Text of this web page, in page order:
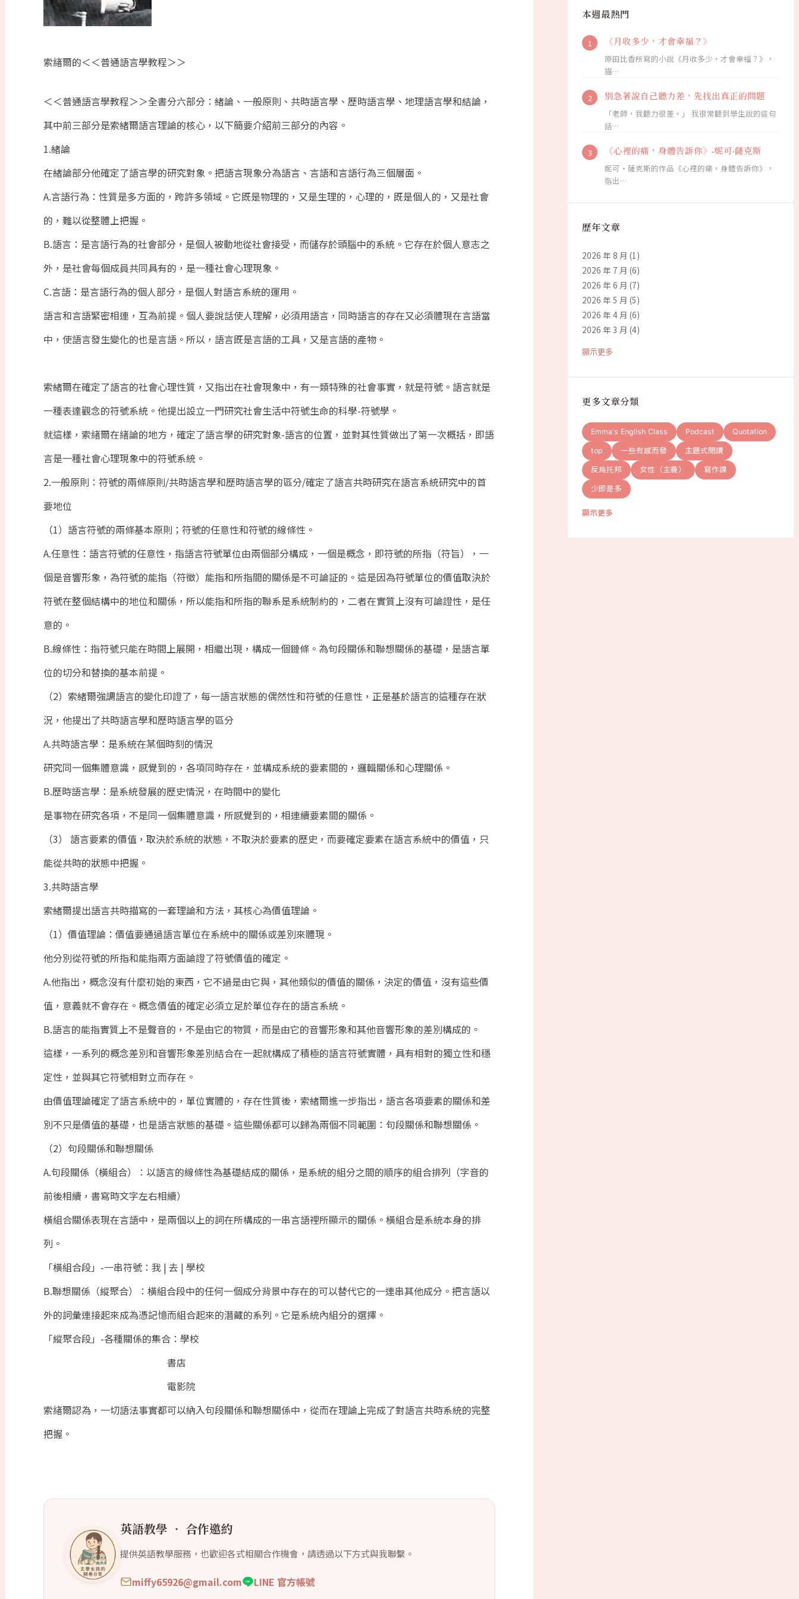
索緖爾的＜＜普通語言學教程＞＞
＜＜普通語言學教程＞＞全書分六部分：緒論、一般原則、共時語言學、歷時語言學、地理語言學和結論，
其中前三部分是索緒爾語言理論的核心，以下簡要介紹前三部分的內容。
1.緒論
在緒論部分他確定了語言學的研究對象。把語言現象分為語言、言語和言語行為三個層面。
A.言語行為：性質是多方面的，跨許多領域。它既是物理的，又是生理的，心理的，既是個人的，又是社會
的，難以從整體上把握。
B.語言：是言語行為的社會部分，是個人被動地從社會接受，而儲存於頭腦中的系統。它存在於個人意志之
外，是社會每個成員共同具有的，是一種社會心理現象。
C.言語：是言語行為的個人部分，是個人對語言系統的運用。
語言和言語緊密相連，互為前提。個人要說話使人理解，必須用語言，同時語言的存在又必須體現在言語當
中，使語言發生變化的也是言語。所以，語言既是言語的工具，又是言語的產物。
索緒爾在確定了語言的社會心理性質，又指出在社會現象中，有一類特殊的社會事實，就是符號。語言就是
一種表達觀念的符號系統。他提出設立一門研究社會生活中符號生命的科學-符號學。
就這樣，索緖爾在緖論的地方，確定了語言學的研究對象-語言的位置，並對其性質做出了第一次概括，即語
言是一種社會心理現象中的符號系統。
2.一般原則：符號的兩條原則/共時語言學和歷時語言學的區分/確定了語言共時研究在語言系統研究中的首
要地位
（1）語言符號的兩條基本原則；符號的任意性和符號的線條性。
A.任意性：語言符號的任意性，指語言符號單位由兩個部分構成，一個是概念，即符號的所指（符旨），一
個是音響形象，為符號的能指（符徵）能指和所指間的關係是不可論証的。這是因為符號單位的價值取決於
符號在整個結構中的地位和關係，所以能指和所指的聯系是系統制約的，二者在實質上沒有可論證性，是任
意的。
B.線條性：指符號只能在時間上展開，相繼出現，構成一個鏈條。為句段關係和聯想關係的基礎，是語言單
位的切分和替換的基本前提。
（2）索緒爾強調語言的變化印證了，每一語言狀態的偶然性和符號的任意性，正是基於語言的這種存在狀
況，他提出了共時語言學和歷時語言學的區分
A.共時語言學：是系統在某個時刻的情況
研究同一個集體意識，感覺到的，各項同時存在，並構成系統的要素間的，邏輯關係和心理關係。
B.歷時語言學：是系統發展的歷史情況，在時間中的變化
是事物在研究各項，不是同一個集體意識，所感覺到的，相連續要素間的關係。
（3） 語言要素的價值，取決於系統的狀態，不取決於要素的歷史，而要確定要素在語言系統中的價值，只
能從共時的狀態中把握。
3.共時語言學
索緒爾提出語言共時描寫的一套理論和方法，其核心為價值理論。
（1）價值理論：價值要通過語言單位在系統中的關係或差別來體現。
他分別從符號的所指和能指兩方面論證了符號價值的確定。
A.他指出，概念沒有什麼初始的東西，它不過是由它與，其他類似的價值的關係，決定的價值，沒有這些價
值，意義就不會存在。概念價值的確定必須立足於單位存在的語言系統。
B.語言的能指實質上不是聲音的，不是由它的物質，而是由它的音響形象和其他音響形象的差別構成的。
這樣，一系列的概念差別和音響形象差別結合在一起就構成了積極的語言符號實體，具有相對的獨立性和穩
定性，並與其它符號相對立而存在。
由價值理論確定了語言系統中的，單位實體的，存在性質後，索緒爾進一步指出，語言各項要素的關係和差
別不只是價值的基礎，也是語言狀態的基礎。這些關係都可以歸為兩個不同範圍：句段關係和聯想關係。
（2）句段關係和聯想關係
A.句段關係（橫組合）：以語言的線條性為基礎結成的關係，是系統的組分之間的順序的組合排列（字音的
前後相續，書寫時文字左右相續）
橫組合關係表現在言語中，是兩個以上的詞在所構成的一串言語裡所顯示的關係。橫組合是系統本身的排
列。
「橫組合段」-一串符號：我 | 去 | 學校
B.聯想關係（縱聚合）：橫組合段中的任何一個成分背景中存在的可以替代它的一連串其他成分。把言語以
外的詞彙連接起來成為憑記憶而組合起來的潛藏的系列。它是系統內組分的選擇。
「縱聚合段」-各種關係的集合：學校
書店
電影院
索緖爾認為，一切語法事實都可以納入句段關係和聯想關係中，從而在理論上完成了對語言共時系統的完整
把握。
英語教學 ‧ 合作邀約
提供英語教學服務，也歡迎各式相關合作機會，請透過以下方式與我聯繫。
miffy65926@gmail.com LINE 官方帳號
本週最熱門
《月收多少，才會幸福？》
原田比香所寫的小說《月收多少，才會幸福？》，
描…
別急著說自己聽力差，先找出真正的問題
「老師，我聽力很差。」 我很常聽到學生說的這句
話…
《心裡的痛，身體告訴你》-妮可·薩克斯
妮可·薩克斯的作品《心裡的痛，身體告訴你》，
指出…
歷年文章
2026 年 8 月 (1)
2026 年 7 月 (6)
2026 年 6 月 (7)
2026 年 5 月 (5)
2026 年 4 月 (6)
2026 年 3 月 (4)
顯示更多
更多文章分類
Emma's English Class Podcast Quotation
top 一些有感而發 主題式閱讀
反烏托邦 女性（主義） 寫作課
少即是多
顯示更多